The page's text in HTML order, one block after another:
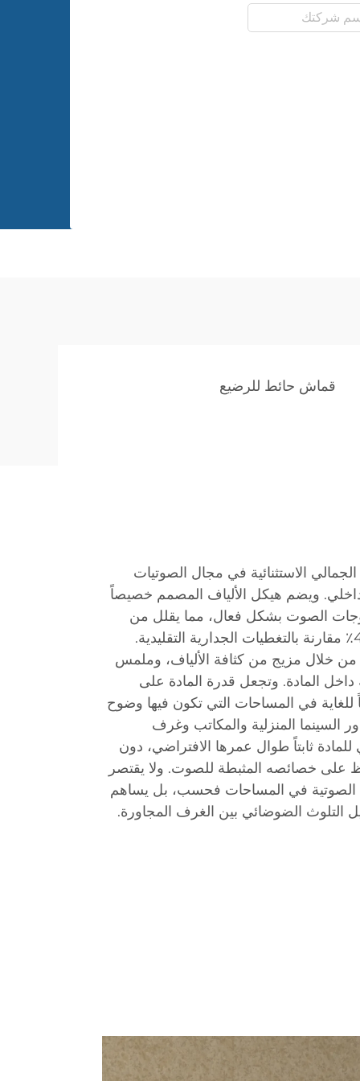
قماش حائط للرضيع
الاستثنائية في مجال الصوتيات
ويضم هيكل الألياف المصمم خصيصاً
الصوت بشكل فعال، مما يقلل من
زمن الصدى بنسبة تصل إلى 40٪ مقارنة بالتغطيات الجدارية التقليدية.
من خلال مزيج من كثافة الألياف، وملمس
داخل المادة. وتجعل قدرة المادة على
في المساحات التي تكون فيها وضوح
السينما المنزلية والمكاتب وغرف
ثابتاً طوال عمرها الافتراضي، دون
على خصائصه المثبطة للصوت. ولا يقتصر
الصوتية في المساحات فحسب، بل يساهم
التلوث الضوضائي بين الغرف المجاورة.